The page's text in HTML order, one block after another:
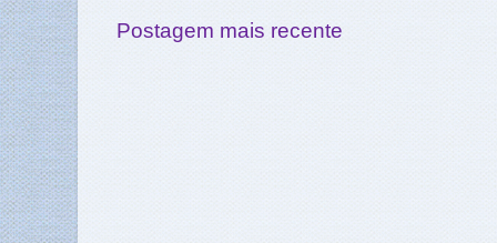
Postagem mais recente